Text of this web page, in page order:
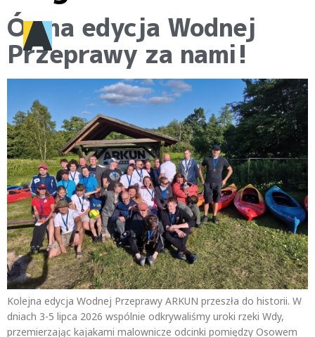
Ósma edycja Wodnej
Przeprawy za nami!
Kolejna edycja Wodnej Przeprawy ARKUN przeszła do historii. W
dniach 3-5 lipca 2026 wspólnie odkrywaliśmy uroki rzeki Wdy,
przemierzając kajakami malownicze odcinki pomiędzy Osowem